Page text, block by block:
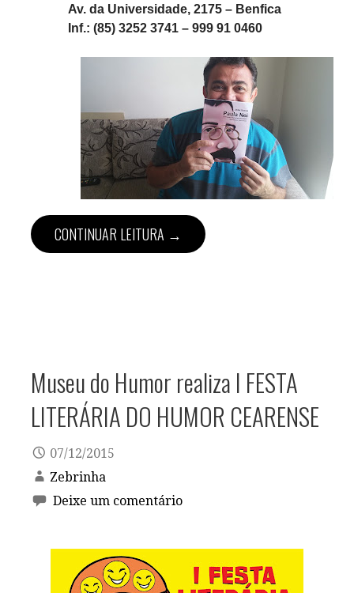
Av. da Universidade, 2175 – Benfica
Inf.: (85) 3252 3741 – 999 91 0460
CONTINUAR LEITURA →
Museu do Humor realiza I FESTA
LITERÁRIA DO HUMOR CEARENSE
07/12/2015
Zebrinha
Deixe um comentário